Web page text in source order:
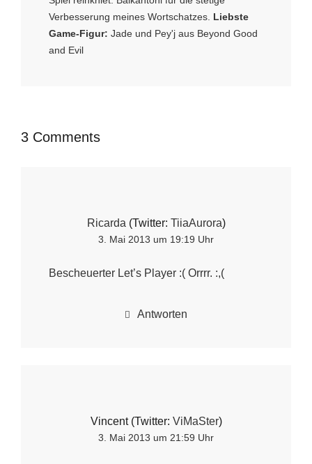
Verbesserung meines Wortschatzes. Liebste
Game-Figur: Jade und Pey'j aus Beyond Good
and Evil
3 Comments
Ricarda (Twitter: TiiaAurora)
3. Mai 2013 um 19:19 Uhr
Bescheuerter Let’s Player :( Orrrr. :,(
Antworten
Vincent (Twitter: ViMaSter)
3. Mai 2013 um 21:59 Uhr